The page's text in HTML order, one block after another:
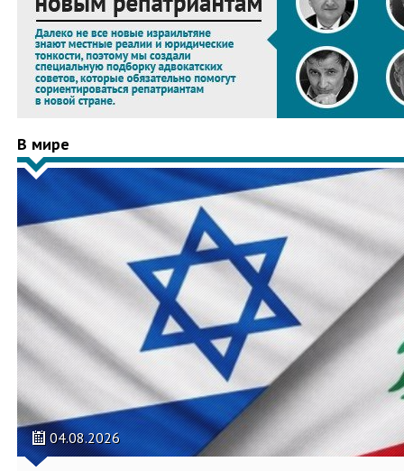
В мире
04.08.2026